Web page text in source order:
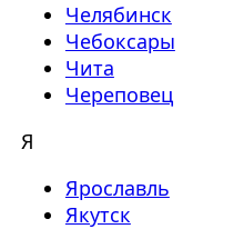
Челябинск
Чебоксары
Чита
Череповец
Я
Ярославль
Якутск